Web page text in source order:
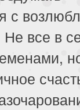
с
все в